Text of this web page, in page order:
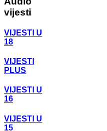
vijesti
VIJESTI U
18
VIJESTI
PLUS
VIJESTI U
16
VIJESTI U
15